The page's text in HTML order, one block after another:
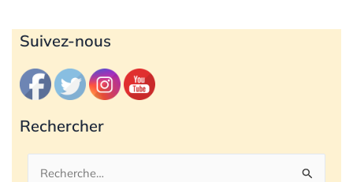
Suivez-nous
Rechercher
Rechercher :
Archives